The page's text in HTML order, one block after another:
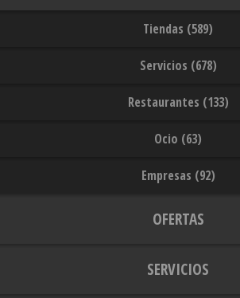
Tiendas (589)
Servicios (678)
Restaurantes (133)
Ocio (63)
Empresas (92)
OFERTAS
SERVICIOS